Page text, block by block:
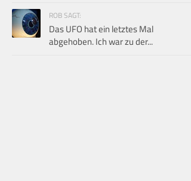
ROB SAGT:
Das UFO hat ein letztes Mal
abgehoben. Ich war zu der...